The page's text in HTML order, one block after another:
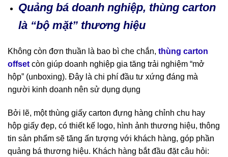
Quảng bá doanh nghiệp, thùng carton
là “bộ mặt” thương hiệu
Không còn đơn thuần là bao bì che chắn, thùng carton
offset còn giúp doanh nghiệp gia tăng trải nghiệm “mở
hộp” (unboxing). Đây là chi phí đầu tư xứng đáng mà
người kinh doanh nên sử dụng dụng
Bởi lẽ, một thùng giấy carton đựng hàng chỉnh chu hay
hộp giấy đẹp, có thiết kế logo, hình ảnh thương hiệu, thông
tin sản phẩm sẽ tăng ấn tượng với khách hàng, góp phần
quảng bá thương hiệu. Khách hàng bắt đầu đặt câu hỏi: